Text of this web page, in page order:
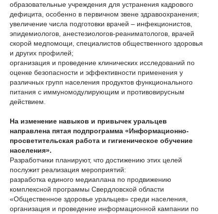
образовательные учреждения для устранения кадрового
дефицита, особенно в первичном звене здравоохранения;
увеличение числа подготовки врачей – инфекционистов,
эпидемиологов, анестезиологов-реаниматологов, врачей
скорой медпомощи, специалистов общественного здоровья
и других профилей;
организация и проведение клинических исследований по
оценке безопасности и эффективности применения у
различных групп населения продуктов функционального
питания с иммуномодулирующим и противовирусным
действием.
На изменение навыков и привычек уральцев
направлена пятая подпрограмма «Информационно-
просветительская работа и гигиеническое обучение
населения».
Разработчики планируют, что достижению этих целей
послужит реализация мероприятий:
разработка единого медиаплана по продвижению
комплексной программы Свердловской области
«Общественное здоровье уральцев» среди населения,
организация и проведение информационной кампании по